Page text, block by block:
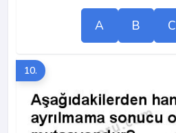
A B C
10.